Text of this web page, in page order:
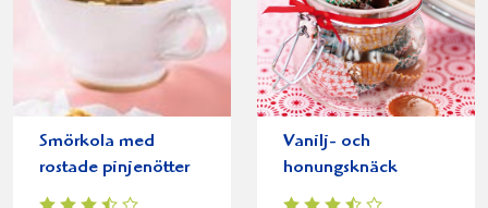
Smörkola med
rostade pinjenötter
Vanilj- och
honungsknäck